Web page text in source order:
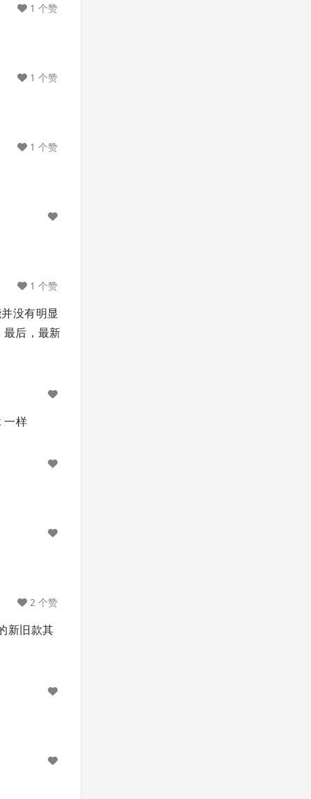
1 个赞
1 个赞
1 个赞
没有明显
后，最新
1 个赞
一样
新旧款其
2 个赞